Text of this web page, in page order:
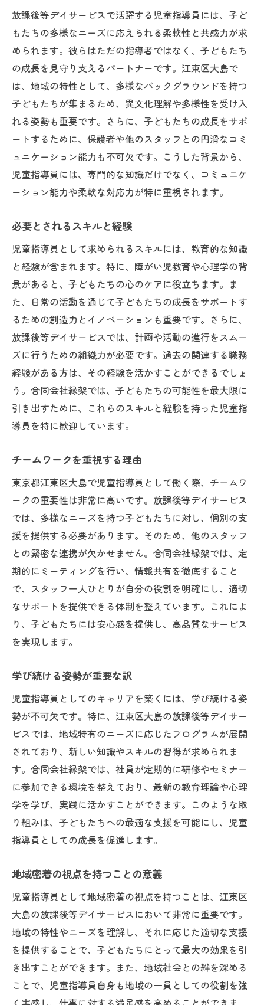
放課後等デイサービスで活躍する児童指導員には、子ど
もたちの多様なニーズに応えられる柔軟性と共感力が求
められます。彼らはただの指導者ではなく、子どもたち
の成長を見守り支えるパートナーです。江東区大島で
は、地域の特性として、多様なバックグラウンドを持つ
子どもたちが集まるため、異文化理解や多様性を受け入
れる姿勢も重要です。さらに、子どもたちの成長をサポ
ートするために、保護者や他のスタッフとの円滑なコミ
ュニケーション能力も不可欠です。こうした背景から、
児童指導員には、専門的な知識だけでなく、コミュニケ
ーション能力や柔軟な対応力が特に重視されます。
必要とされるスキルと経験
児童指導員として求められるスキルには、教育的な知識
と経験が含まれます。特に、障がい児教育や心理学の背
景があると、子どもたちの心のケアに役立ちます。ま
た、日常の活動を通じて子どもたちの成長をサポートす
るための創造力とイノベーションも重要です。さらに、
放課後等デイサービスでは、計画や活動の進行をスムー
ズに行うための組織力が必要です。過去の関連する職務
経験がある方は、その経験を活かすことができるでしょ
う。合同会社縁架では、子どもたちの可能性を最大限に
引き出すために、これらのスキルと経験を持った児童指
導員を特に歓迎しています。
チームワークを重視する理由
東京都江東区大島で児童指導員として働く際、チームワ
ークの重要性は非常に高いです。放課後等デイサービス
では、多様なニーズを持つ子どもたちに対し、個別の支
援を提供する必要があります。そのため、他のスタッフ
との緊密な連携が欠かせません。合同会社縁架では、定
期的にミーティングを行い、情報共有を徹底すること
で、スタッフ一人ひとりが自分の役割を明確にし、適切
なサポートを提供できる体制を整えています。これによ
り、子どもたちには安心感を提供し、高品質なサービス
を実現します。
学び続ける姿勢が重要な訳
児童指導員としてのキャリアを築くには、学び続ける姿
勢が不可欠です。特に、江東区大島の放課後等デイサー
ビスでは、地域特有のニーズに応じたプログラムが展開
されており、新しい知識やスキルの習得が求められま
す。合同会社縁架では、社員が定期的に研修やセミナー
に参加できる環境を整えており、最新の教育理論や心理
学を学び、実践に活かすことができます。このような取
り組みは、子どもたちへの最適な支援を可能にし、児童
指導員としての成長を促進します。
地域密着の視点を持つことの意義
児童指導員として地域密着の視点を持つことは、江東区
大島の放課後等デイサービスにおいて非常に重要です。
地域の特性やニーズを理解し、それに応じた適切な支援
を提供することで、子どもたちにとって最大の効果を引
き出すことができます。また、地域社会との絆を深める
ことで、児童指導員自身も地域の一員としての役割を強